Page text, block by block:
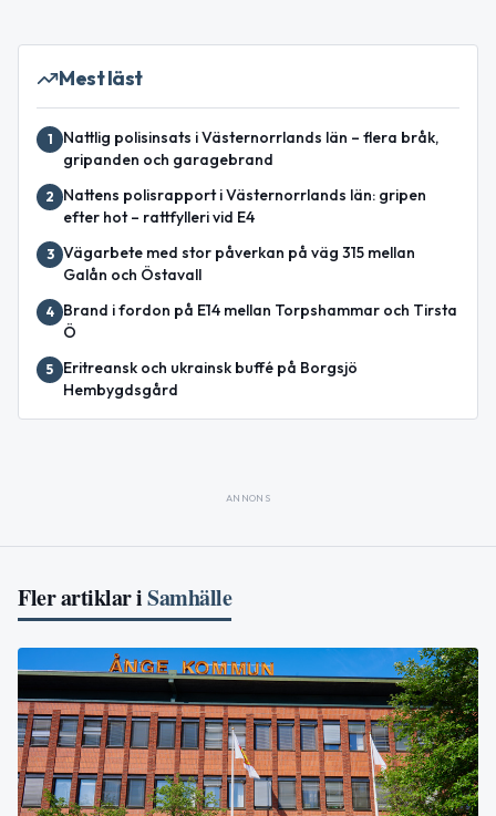
Mest läst
1
Nattlig polisinsats i Västernorrlands län – flera bråk,
gripanden och garagebrand
2
Nattens polisrapport i Västernorrlands län: gripen
efter hot – rattfylleri vid E4
3 Vägarbete med stor påverkan på väg 315 mellan
Galån och Östavall
4
Brand i fordon på E14 mellan Torpshammar och Tirsta
Ö
5
Eritreansk och ukrainsk buffé på Borgsjö
Hembygdsgård
ANNONS
Fler artiklar iSamhälle